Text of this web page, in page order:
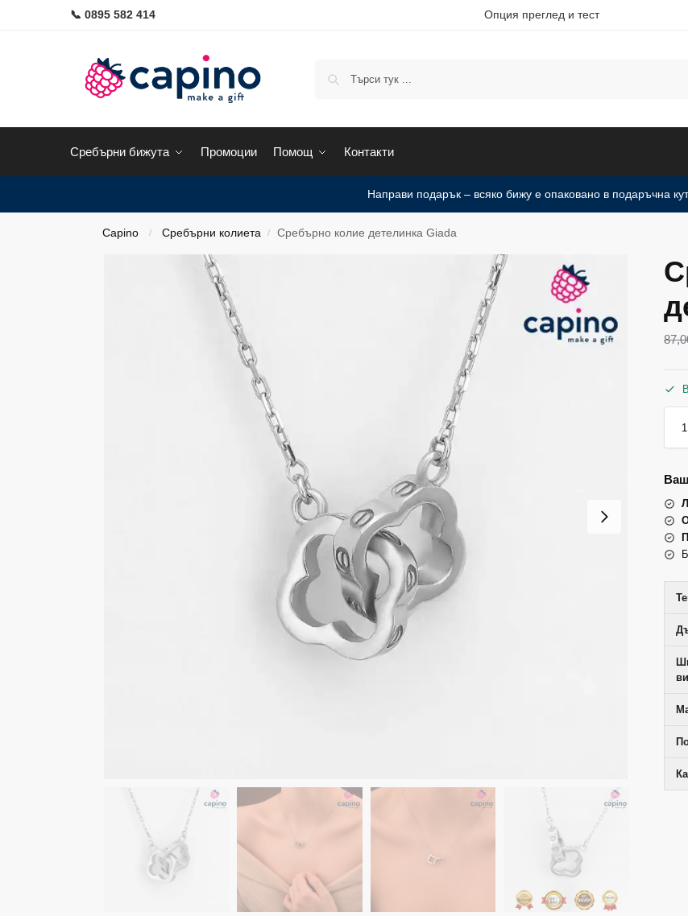
📞 0895 582 414 Опция преглед и тест
Сребърни бижута Промоции Помощ Контакти
Направи подарък – всяко бижу е опаковано в подаръчна
Capino / Сребърни колиета / Сребърно колие детелинка Giada